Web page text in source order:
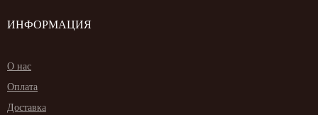
ИНФОРМАЦИЯ
О нас
Оплата
Доставка